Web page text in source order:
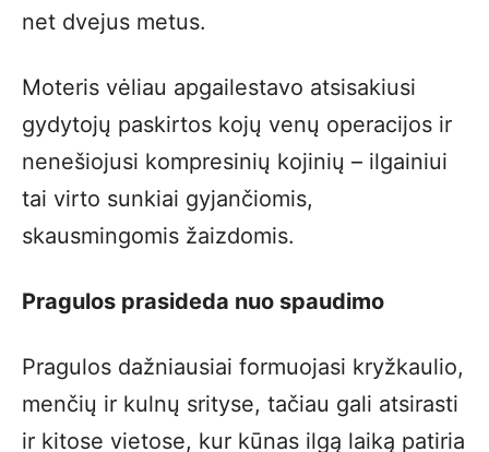
net dvejus metus.
Moteris vėliau apgailestavo atsisakiusi
gydytojų paskirtos kojų venų operacijos ir
nenešiojusi kompresinių kojinių – ilgainiui
tai virto sunkiai gyjančiomis,
skausmingomis žaizdomis.
Pragulos prasideda nuo spaudimo
Pragulos dažniausiai formuojasi kryžkaulio,
menčių ir kulnų srityse, tačiau gali atsirasti
ir kitose vietose, kur kūnas ilgą laiką patiria